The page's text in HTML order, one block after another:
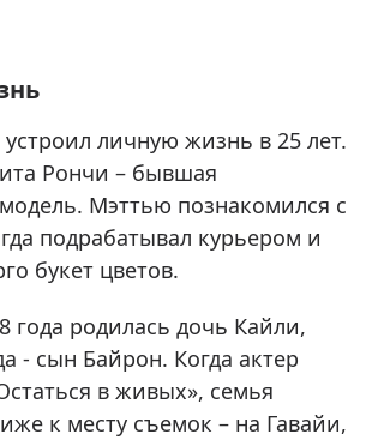
личную жизнь в 25 лет.
Рончи – бывшая
Мэттью познакомился с
подрабатывал курьером и
букет цветов.
года родилась дочь Кайли,
- сын Байрон. Когда актер
в живых», семья
к месту съемок – на Гавайи,